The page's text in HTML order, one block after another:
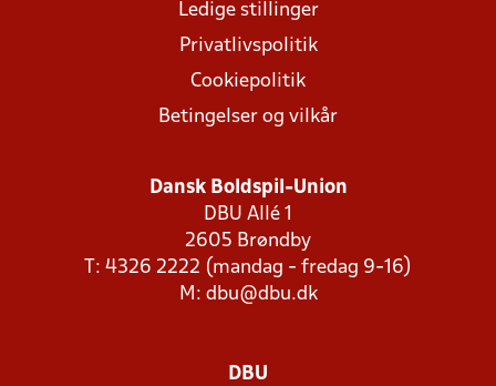
Ledige stillinger
Privatlivspolitik
Cookiepolitik
Betingelser og vilkår
Dansk Boldspil-Union
DBU Allé 1
2605 Brøndby
T: 4326 2222 (mandag - fredag 9-16)
M: dbu@dbu.dk
DBU